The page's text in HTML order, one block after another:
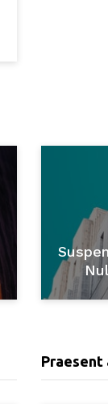
Praesent